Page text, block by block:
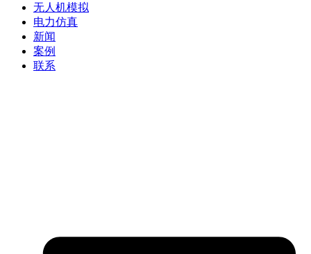
无人机模拟
电力仿真
新闻
案例
联系